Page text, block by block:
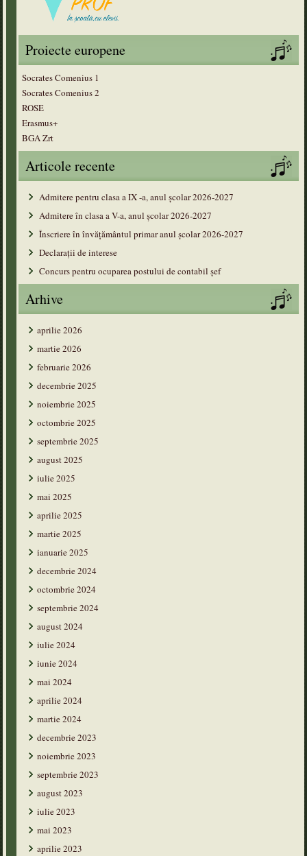
Proiecte europene
Socrates Comenius 1
Socrates Comenius 2
ROSE
Erasmus+
BGA Zrt
Articole recente
Admitere pentru clasa a IX -a, anul școlar 2026-2027
Admitere în clasa a V-a, anul şcolar 2026-2027
Înscriere în învățământul primar anul şcolar 2026-2027
Declarații de interese
Concurs pentru ocuparea postului de contabil șef
Arhive
aprilie 2026
martie 2026
februarie 2026
decembrie 2025
noiembrie 2025
octombrie 2025
septembrie 2025
august 2025
iulie 2025
mai 2025
aprilie 2025
martie 2025
ianuarie 2025
decembrie 2024
octombrie 2024
septembrie 2024
august 2024
iulie 2024
iunie 2024
mai 2024
aprilie 2024
martie 2024
decembrie 2023
noiembrie 2023
septembrie 2023
august 2023
iulie 2023
mai 2023
aprilie 2023